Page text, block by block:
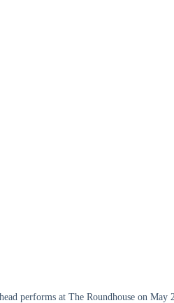
performs at The Roundhouse on